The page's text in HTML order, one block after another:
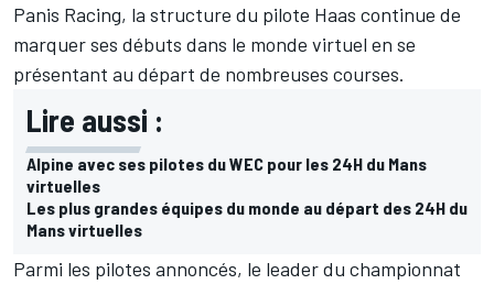
Panis Racing, la structure du pilote Haas continue de
marquer ses débuts dans le monde virtuel en se
présentant au départ de nombreuses courses.
Lire aussi :
Alpine avec ses pilotes du WEC pour les 24H du Mans
virtuelles
Les plus grandes équipes du monde au départ des 24H du
Mans virtuelles
Parmi les pilotes annoncés, le leader du championnat